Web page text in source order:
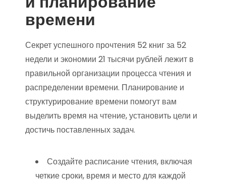
времени
Секрет успешного прочтения 52 книг за 52
недели и экономии 21 тысячи рублей лежит в
правильной организации процесса чтения и
распределении времени. Планирование и
структурирование времени помогут вам
выделить время на чтение, установить цели и
достичь поставленных задач.
Создайте расписание чтения, включая
четкие сроки, время и место для каждой